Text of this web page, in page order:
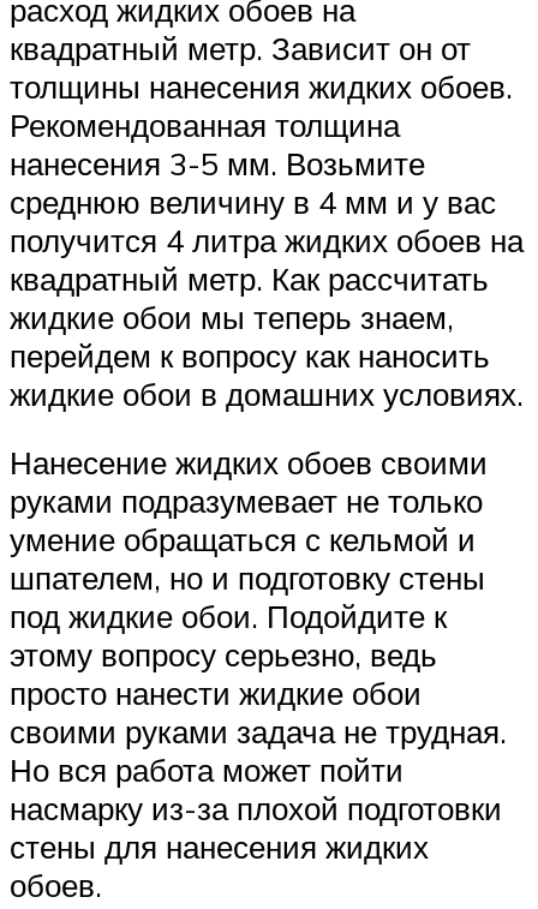
расход жидких обоев на
квадратный метр. Зависит он от
толщины нанесения жидких обоев.
Рекомендованная толщина
нанесения 3-5 мм. Возьмите
среднюю величину в 4 мм и у вас
получится 4 литра жидких обоев на
квадратный метр. Как рассчитать
жидкие обои мы теперь знаем,
перейдем к вопросу как наносить
жидкие обои в домашних условиях.
Нанесение жидких обоев своими
руками подразумевает не только
умение обращаться с кельмой и
шпателем, но и подготовку стены
под жидкие обои. Подойдите к
этому вопросу серьезно, ведь
просто нанести жидкие обои
своими руками задача не трудная.
Но вся работа может пойти
насмарку из-за плохой подготовки
стены для нанесения жидких
обоев.